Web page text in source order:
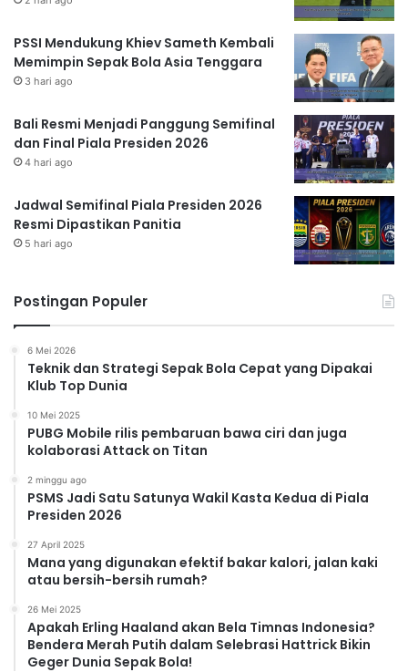
PSSI Mendukung Khiev Sameth Kembali
Memimpin Sepak Bola Asia Tenggara
3 hari ago
Bali Resmi Menjadi Panggung Semifinal
dan Final Piala Presiden 2026
4 hari ago
Jadwal Semifinal Piala Presiden 2026
Resmi Dipastikan Panitia
5 hari ago
Postingan Populer
6 Mei 2026
Teknik dan Strategi Sepak Bola Cepat yang Dipakai
Klub Top Dunia
10 Mei 2025
PUBG Mobile rilis pembaruan bawa ciri dan juga
kolaborasi Attack on Titan
2 minggu ago
PSMS Jadi Satu Satunya Wakil Kasta Kedua di Piala
Presiden 2026
27 April 2025
Mana yang digunakan efektif bakar kalori, jalan kaki
atau bersih-bersih rumah?
26 Mei 2025
Apakah Erling Haaland akan Bela Timnas Indonesia?
Bendera Merah Putih dalam Selebrasi Hattrick Bikin
Geger Dunia Sepak Bola!